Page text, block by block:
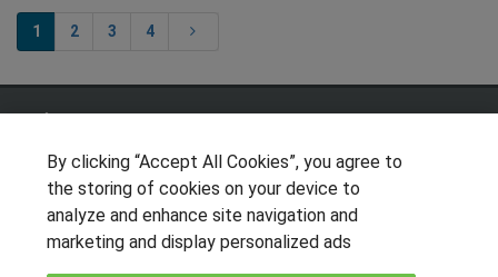
1 2 3 4
OTROS GRUPOS DE INTERES
By clicking “Accept All Cookies”, you agree to
the storing of cookies on your device to
analyze and enhance site navigation and
marketing and display personalized ads